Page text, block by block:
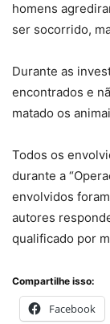
homens
ser socorrido,
Durante as
encontrados e
matado os
Todos os
durante a
envolvidos
autores
qualificado por
Compartilhe isso:
Facebook